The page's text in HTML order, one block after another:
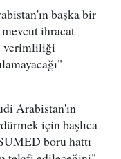
başka bir
ihracat
verimliliği
Arabistan'ın
için başlıca
boru hattı